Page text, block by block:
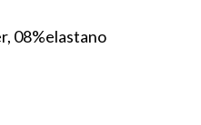
08%elastano